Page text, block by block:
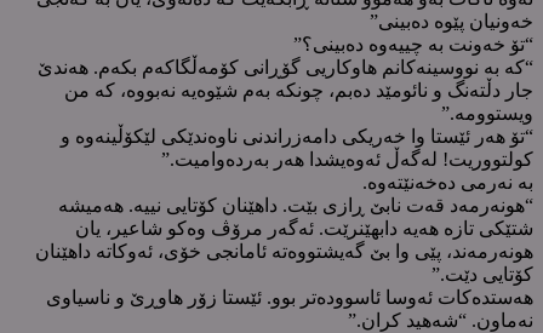
خەونیان پێوە دەبینی”
“تۆ خەونت بە چییەوە دەبینی؟”
“کە بە نووسینەکانم هاوکاریی گۆڕانی کۆمەڵگاکەم بکەم. هەندێ
جار دڵتەنگ و نائومێد دەبم، چونکە بەم شێوەیە نەبووە، کە من
ویستوومە.”
“تۆ هەر ئێستا وا خەریکی دامەزراندنی ناوەندێکی لێکۆڵینەوە و
کولتووریت! لەگەڵ ئەوەیشدا هەر بەردەوامیت.”
بە نەرمی دەخەنێتەوە.
“هونەرمەد قەت نابێ ڕازی بێت. داهێنان کۆتایی نییە. هەمیشە
شتێکی تازە هەیە دابهێنرێت. ئەگەر مرۆڤ وەکو شاعیر، یان
هونەرمەند، پێی وا بێ گەیشتووەتە ئامانجی خۆی، ئەوکاتە داهێنان
کۆتایی دێت.”
هەستدەکات ئەوسا ئاسوودەتر بوو. ئێستا زۆر هاوڕێ و ناسیاوی
نەماون. “شەهید کران.”